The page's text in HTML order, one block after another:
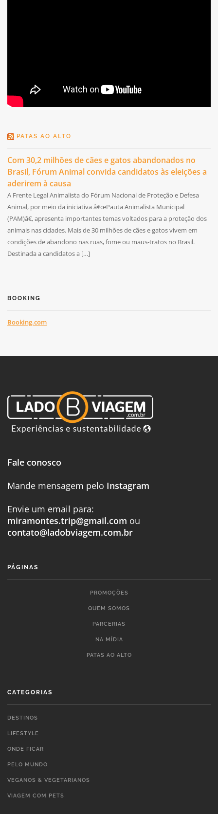
PATAS AO ALTO
Com 30,2 milhões de cães e gatos abandonados no
Brasil, Fórum Animal convida candidatos às eleições a
aderirem à causa
A Frente Legal Animalista do Fórum Nacional de Proteção e Defesa
Animal, por meio da iniciativa â€œPauta Animalista Municipal
(PAM)â€, apresenta importantes temas voltados para a proteção dos
animais nas cidades. Mais de 30 milhões de cães e gatos vivem em
condições de abandono nas ruas, fome ou maus-tratos no Brasil.
Destinada a candidatos a […]
BOOKING
Booking.com
Fale conosco
Mande mensagem pelo Instagram
Envie um email para:
miramontes.trip@gmail.com ou
contato@ladobviagem.com.br
PÁGINAS
PROMOÇÕES
QUEM SOMOS
PARCERIAS
NA MÍDIA
PATAS AO ALTO
CATEGORIAS
DESTINOS
LIFESTYLE
ONDE FICAR
PELO MUNDO
VEGANOS & VEGETARIANOS
VIAGEM COM PETS